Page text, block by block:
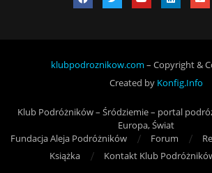
klubpodroznikow.com – Copyright &
Created by Konfig.Info
Klub Podróżników – Śródziemie – portal
Europa, Świat
Fundacja Aleja Podróżników
Forum
Książka
Kontakt Klub